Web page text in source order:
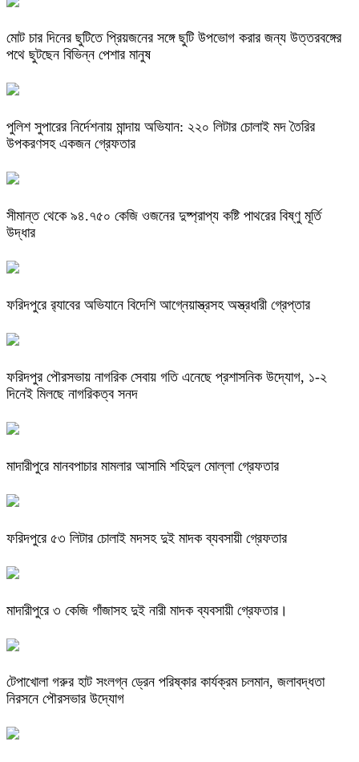
মোট চার দিনের ছুটিতে প্রিয়জনের সঙ্গে ছুটি উপভোগ করার জন্য উত্তরবঙ্গের
পথে ছুটছেন বিভিন্ন পেশার মানুষ
পুলিশ সুপারের নির্দেশনায় মান্দায় অভিযান: ২২০ লিটার চোলাই মদ তৈরির
উপকরণসহ একজন গ্রেফতার
সীমান্ত থেকে ৯৪.৭৫০ কেজি ওজনের দুষ্প্রাপ্য কষ্টি পাথরের বিষ্ণু মূর্তি
উদ্ধার
ফরিদপুরে র‌্যাবের অভিযানে বিদেশি আগ্নেয়াস্ত্রসহ অস্ত্রধারী গ্রেপ্তার
ফরিদপুর পৌরসভায় নাগরিক সেবায় গতি এনেছে প্রশাসনিক উদ্যোগ, ১-২
দিনেই মিলছে নাগরিকত্ব সনদ
মাদারীপুরে মানবপাচার মামলার আসামি শহিদুল মোল্লা গ্রেফতার
ফরিদপুরে ৫৩ লিটার চোলাই মদসহ দুই মাদক ব্যবসায়ী গ্রেফতার
মাদারীপুরে ৩ কেজি গাঁজাসহ দুই নারী মাদক ব্যবসায়ী গ্রেফতার।
টেপাখোলা গরুর হাট সংলগ্ন ড্রেন পরিষ্কার কার্যক্রম চলমান, জলাবদ্ধতা
নিরসনে পৌরসভার উদ্যোগ